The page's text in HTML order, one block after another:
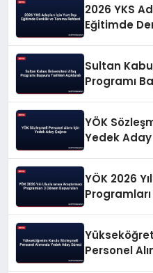
2026 YKS
Eğitimde
Sultan
Programı
YÖK
Yedek Aday
YÖK 2026
Personel